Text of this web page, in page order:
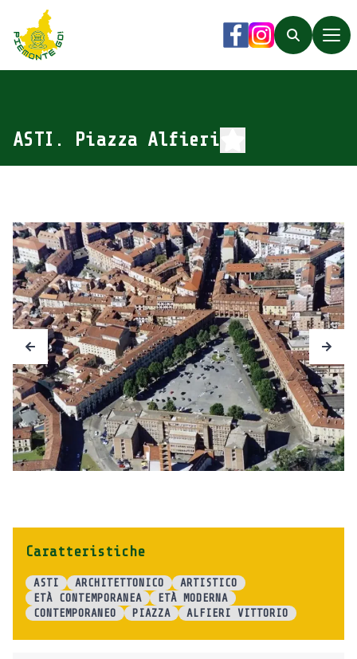
Piemonte Go!
Facebook
Instagram
Search
ASTI. Piazza Alfieri
Caratteristiche
ASTI ARCHITETTONICO
ARTISTICO
ETÀ CONTEMPORANEA
ETÀ MODERNA
CONTEMPORANEO
PIAZZA ALFIERI VITTORIO